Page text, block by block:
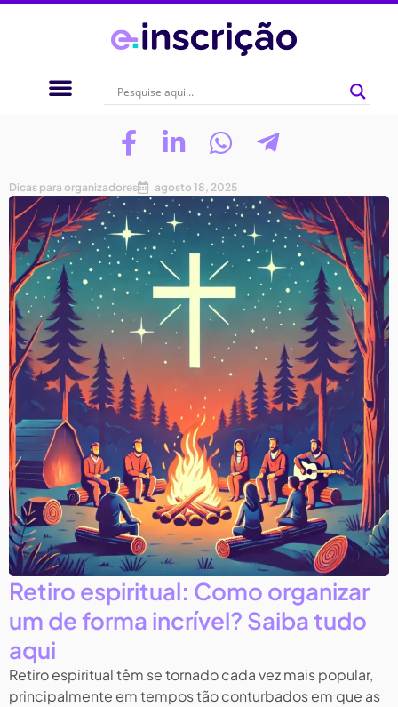
Dicas para organizadores agosto 18, 2025
Retiro espiritual: Como organizar
um de forma incrível? Saiba tudo
aqui
Retiro espiritual têm se tornado cada vez mais popular,
principalmente em tempos tão conturbados em que as